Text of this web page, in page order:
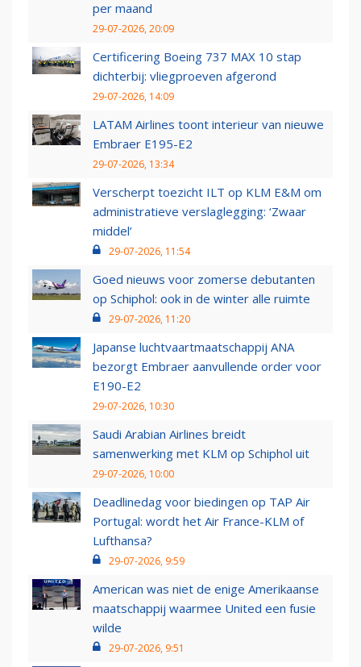
per maand
29-07-2026, 20:09
Certificering Boeing 737 MAX 10 stap
dichterbij: vliegproeven afgerond
29-07-2026, 14:09
LATAM Airlines toont interieur van nieuwe
Embraer E195-E2
29-07-2026, 13:34
Verscherpt toezicht ILT op KLM E&M om
administratieve verslaglegging: ‘Zwaar
middel’
29-07-2026, 11:54
Goed nieuws voor zomerse debutanten
op Schiphol: ook in de winter alle ruimte
29-07-2026, 11:20
Japanse luchtvaartmaatschappij ANA
bezorgt Embraer aanvullende order voor
E190-E2
29-07-2026, 10:30
Saudi Arabian Airlines breidt
samenwerking met KLM op Schiphol uit
29-07-2026, 10:00
Deadlinedag voor biedingen op TAP Air
Portugal: wordt het Air France-KLM of
Lufthansa?
29-07-2026, 9:59
American was niet de enige Amerikaanse
maatschappij waarmee United een fusie
wilde
29-07-2026, 9:51